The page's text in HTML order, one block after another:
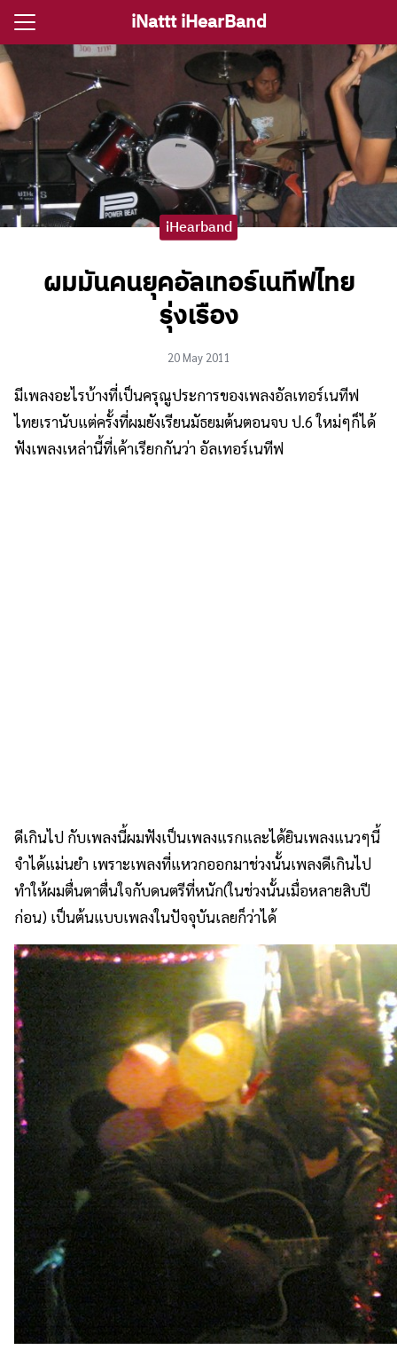
Skip
content
iNattt iHearBand
รีงานแต่ง
งานเลี้ยง
ไอนัท The Voice
Search
for:
iHearband
ผมมันคนยุคอัลเทอร์เนทีฟไทย
รุ่งเรือง
20 May 2011
มีเพลงอะไรบ้างที่เป็นครุณูประการของเพลงอัลเทอร์เนทีฟ
ไทยเรานับแต่ครั้งที่ผมยังเรียนมัธยมต้นตอนจบ ป.6 ใหม่ๆก็ได้
ฟังเพลงเหล่านี้ที่เค้าเรียกกันว่า อัลเทอร์เนทีฟ
ดีเกินไป กับเพลงนี้ผมฟังเป็นเพลงแรกและได้ยินเพลงแนวๆนี้
จำได้แม่นยำ เพราะเพลงที่แหวกออกมาช่วงนั้นเพลงดีเกินไป
ทำให้ผมตื่นตาตื่นใจกับดนตรีที่หนัก(ในช่วงนั้นเมื่อหลายสิบปี
ก่อน) เป็นต้นแบบเพลงในปัจจุบันเลยก็ว่าได้